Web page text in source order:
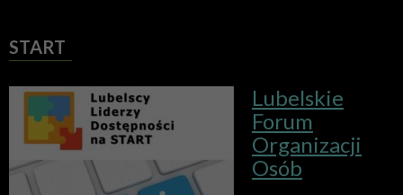
START
Lubelskie
Forum
Organizacji
Osób